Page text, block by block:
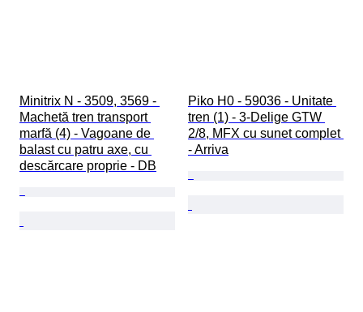
Minitrix N - 3509, 3569 -
Machetă tren transport
marfă (4) - Vagoane de
balast cu patru axe, cu
descărcare proprie - DB
Piko H0 - 59036 - Unitate
tren (1) - 3-Delige GTW
2/8, MFX cu sunet complet
- Arriva